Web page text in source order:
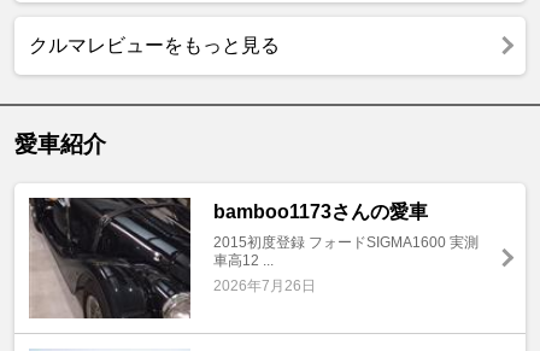
クルマレビューをもっと見る
愛車紹介
bamboo1173さんの愛車
2015初度登録 フォードSIGMA1600 実測
車高12 ...
2026年7月26日